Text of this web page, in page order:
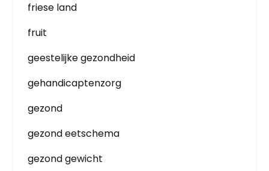
friese land
fruit
geestelijke gezondheid
gehandicaptenzorg
gezond
gezond eetschema
gezond gewicht